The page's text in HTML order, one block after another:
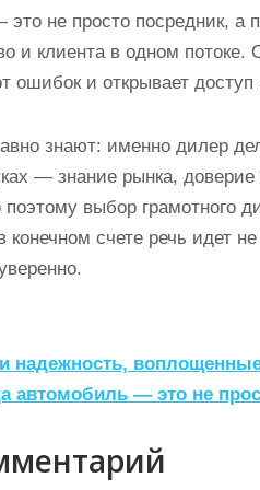
не просто посредник, а
и клиента в одном
ошибок и открывает
знают: именно дилер
— знание рынка,
выбор грамотного
счете речь идет
надежность,
автомобиль — это не